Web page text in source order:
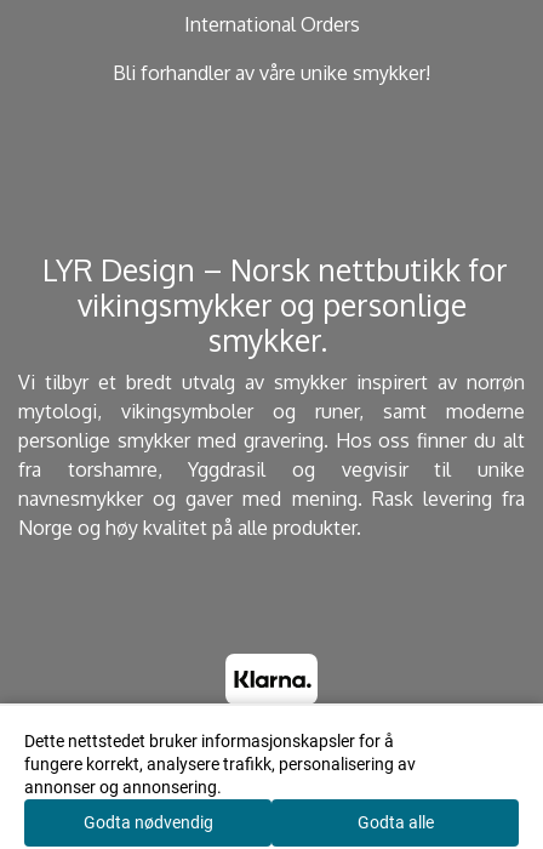
Dette nettstedet bruker informasjonskapsler for å
fungere korrekt, analysere trafikk, personalisering av
annonser og annonsering.
Godta nødvendig
Godta alle
International Orders
Bli forhandler av våre unike smykker!
​ LYR Design – Norsk nettbutikk for
vikingsmykker og personlige
smykker. ​
Vi tilbyr et bredt utvalg av smykker inspirert av norrøn
mytologi, vikingsymboler og runer, samt moderne
personlige smykker med gravering. Hos oss finner du alt
fra torshamre, Yggdrasil og vegvisir til unike
navnesmykker og gaver med mening. Rask levering fra
Norge og høy kvalitet på alle produkter.
© 2023 Lyrdesign.no - Powered by Mystore.no